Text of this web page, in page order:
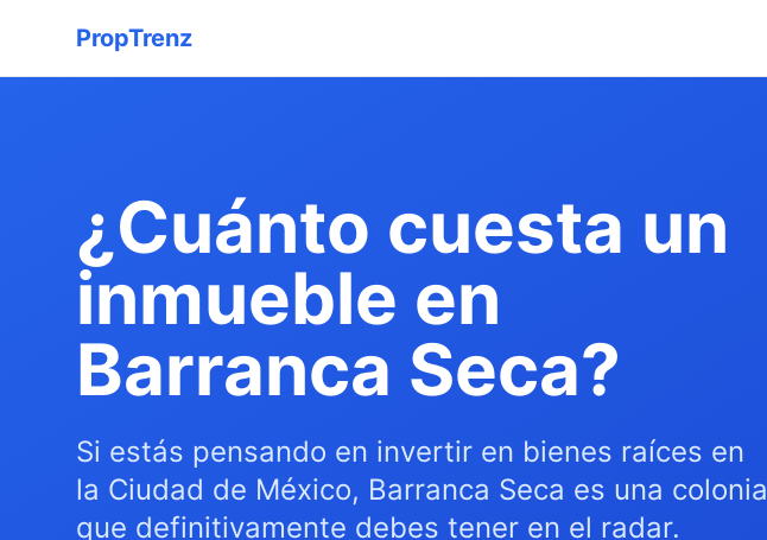
PropTrenz
¿Cuánto cuesta un
inmueble en
Barranca Seca?
Si estás pensando en invertir en bienes raíces en
la Ciudad de México, Barranca Seca es una colonia
que definitivamente debes tener en el radar.